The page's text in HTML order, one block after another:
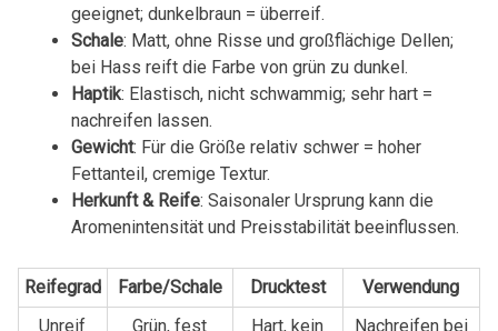
geeignet; dunkelbraun = überreif.
Schale: Matt, ohne Risse und großflächige Dellen;
bei Hass reift die Farbe von grün zu dunkel.
Haptik: Elastisch, nicht schwammig; sehr hart =
nachreifen lassen.
Gewicht: Für die Größe relativ schwer = hoher
Fettanteil, cremige Textur.
Herkunft & Reife: Saisonaler Ursprung kann die
Aromenintensität und Preisstabilität beeinflussen.
Reifegrad Farbe/Schale Drucktest
Verwendung
Unreif
Grün, fest
Hart, kein
Nachreifen bei